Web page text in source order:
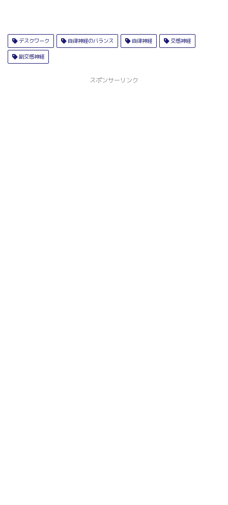
デスクワーク 自律神経のバランス 自律神経 交感神経
副交感神経
スポンサーリンク